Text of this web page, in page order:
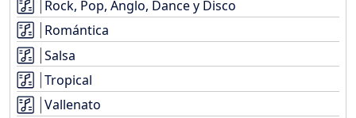
Rock, Pop, Anglo, Dance y Disco
Romántica
Salsa
Tropical
Vallenato